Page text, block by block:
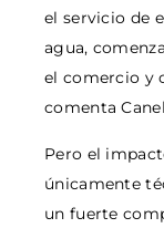
el servicio de
agua,
el comercio y
comenta
Pero el
únicamente
un fuerte